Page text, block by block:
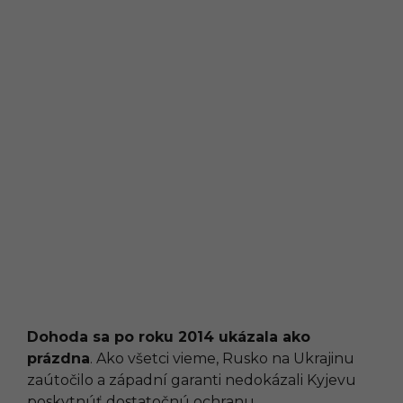
Dohoda sa po roku 2014 ukázala ako
prázdna. Ako všetci vieme, Rusko na Ukrajinu
zaútočilo a západní garanti nedokázali Kyjevu